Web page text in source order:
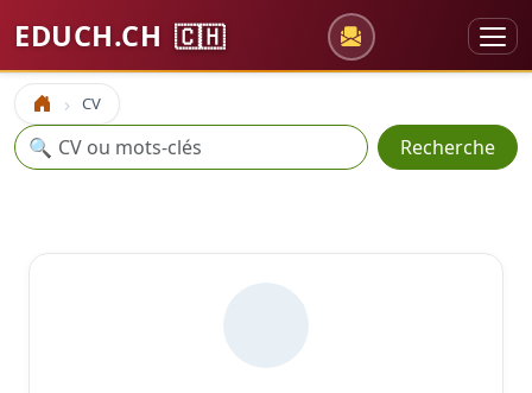
EDUCH.CH 🇨🇭
Accueil CV
Recherche
🔍 Recherche